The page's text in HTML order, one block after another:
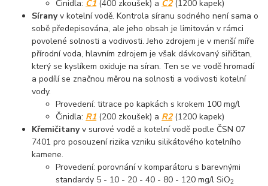
Činidla: C1 (400 zkoušek) a C2 (1200 kapek)
Síranyv kotelní vodě. Kontrola síranu sodného není sama o
sobě předepisována, ale jeho obsah je limitován v rámci
povolené solnosti a vodivosti. Jeho zdrojem je v menší míře
přírodní voda, hlavním zdrojem je však dávkovaný siřičitan,
který se kyslíkem oxiduje na síran. Ten se ve vodě hromadí
a podílí se značnou měrou na solnosti a vodivosti kotelní
vody.
Provedení: titrace po kapkách s krokem 100 mg/l
Činidla: R1 (200 zkoušek) a R2 (1200 kapek)
Křemičitanyv surové vodě a kotelní vodě podle ČSN 07
7401 pro posouzení rizika vzniku silikátového kotelního
kamene.
Provedení: porovnání v komparátoru s barevnými
standardy 5 - 10 - 20 - 40 - 80 - 120 mg/l SiO2